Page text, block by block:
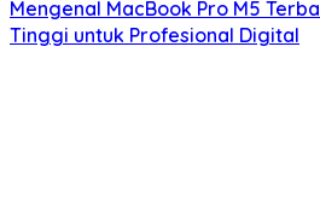
Mengenal MacBook Pro M5
Tinggi untuk Profesional Digital